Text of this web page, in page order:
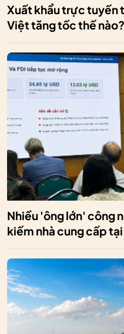
Xuất khẩu trực tuyến
Việt tăng tốc thế nào?
Nhiều 'ông lớn' công
kiếm nhà cung cấp